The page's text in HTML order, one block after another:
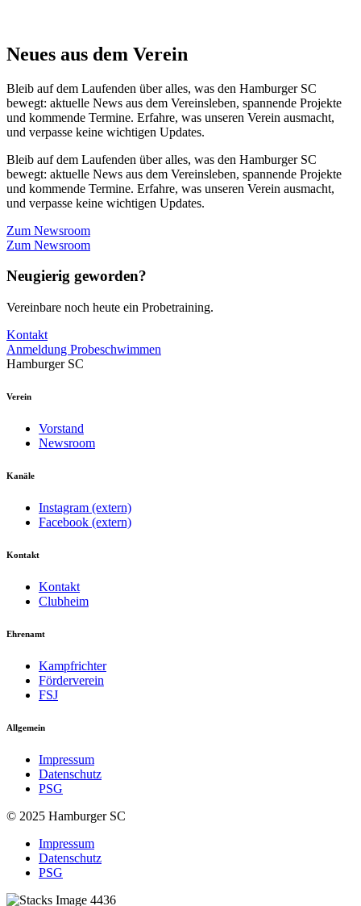
Neues aus dem Verein
Bleib auf dem Laufenden über alles, was den Hamburger SC
bewegt: aktuelle News aus dem Vereinsleben, spannende Projekte
und kommende Termine. Erfahre, was unseren Verein ausmacht,
und verpasse keine wichtigen Updates.
Bleib auf dem Laufenden über alles, was den Hamburger SC
bewegt: aktuelle News aus dem Vereinsleben, spannende Projekte
und kommende Termine. Erfahre, was unseren Verein ausmacht,
und verpasse keine wichtigen Updates.
Zum Newsroom
Zum Newsroom
Neugierig geworden?
Vereinbare noch heute ein Probetraining.
Kontakt
Anmeldung Probeschwimmen
Hamburger SC
Verein
Vorstand
Newsroom
Kanäle
Instagram (extern)
Facebook (extern)
Kontakt
Kontakt
Clubheim
Ehrenamt
Kampfrichter
Förderverein
FSJ
Allgemein
Impressum
Datenschutz
PSG
© 2025 Hamburger SC
Impressum
Datenschutz
PSG